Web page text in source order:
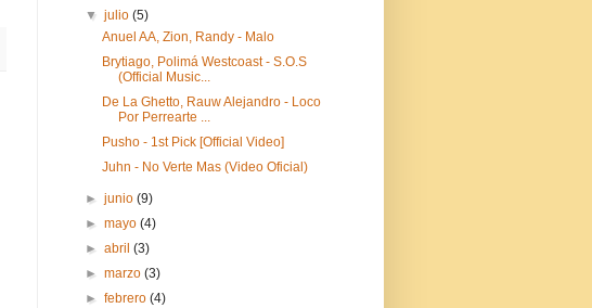
▼julio(5)
Anuel AA, Zion, Randy - Malo
Brytiago, Polimá Westcoast - S.O.S
(Official Music...
De La Ghetto, Rauw Alejandro - Loco
Por Perrearte ...
Pusho - 1st Pick [Official Video]
Juhn - No Verte Mas (Video Oficial)
►junio(9)
►mayo(4)
►abril(3)
►marzo(3)
►febrero(4)